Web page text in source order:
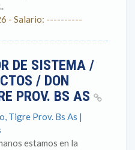
- Salario: ----------
DE SISTEMA /
/ DON
PROV. BS AS
Tigre Prov. Bs As |
estamos en la